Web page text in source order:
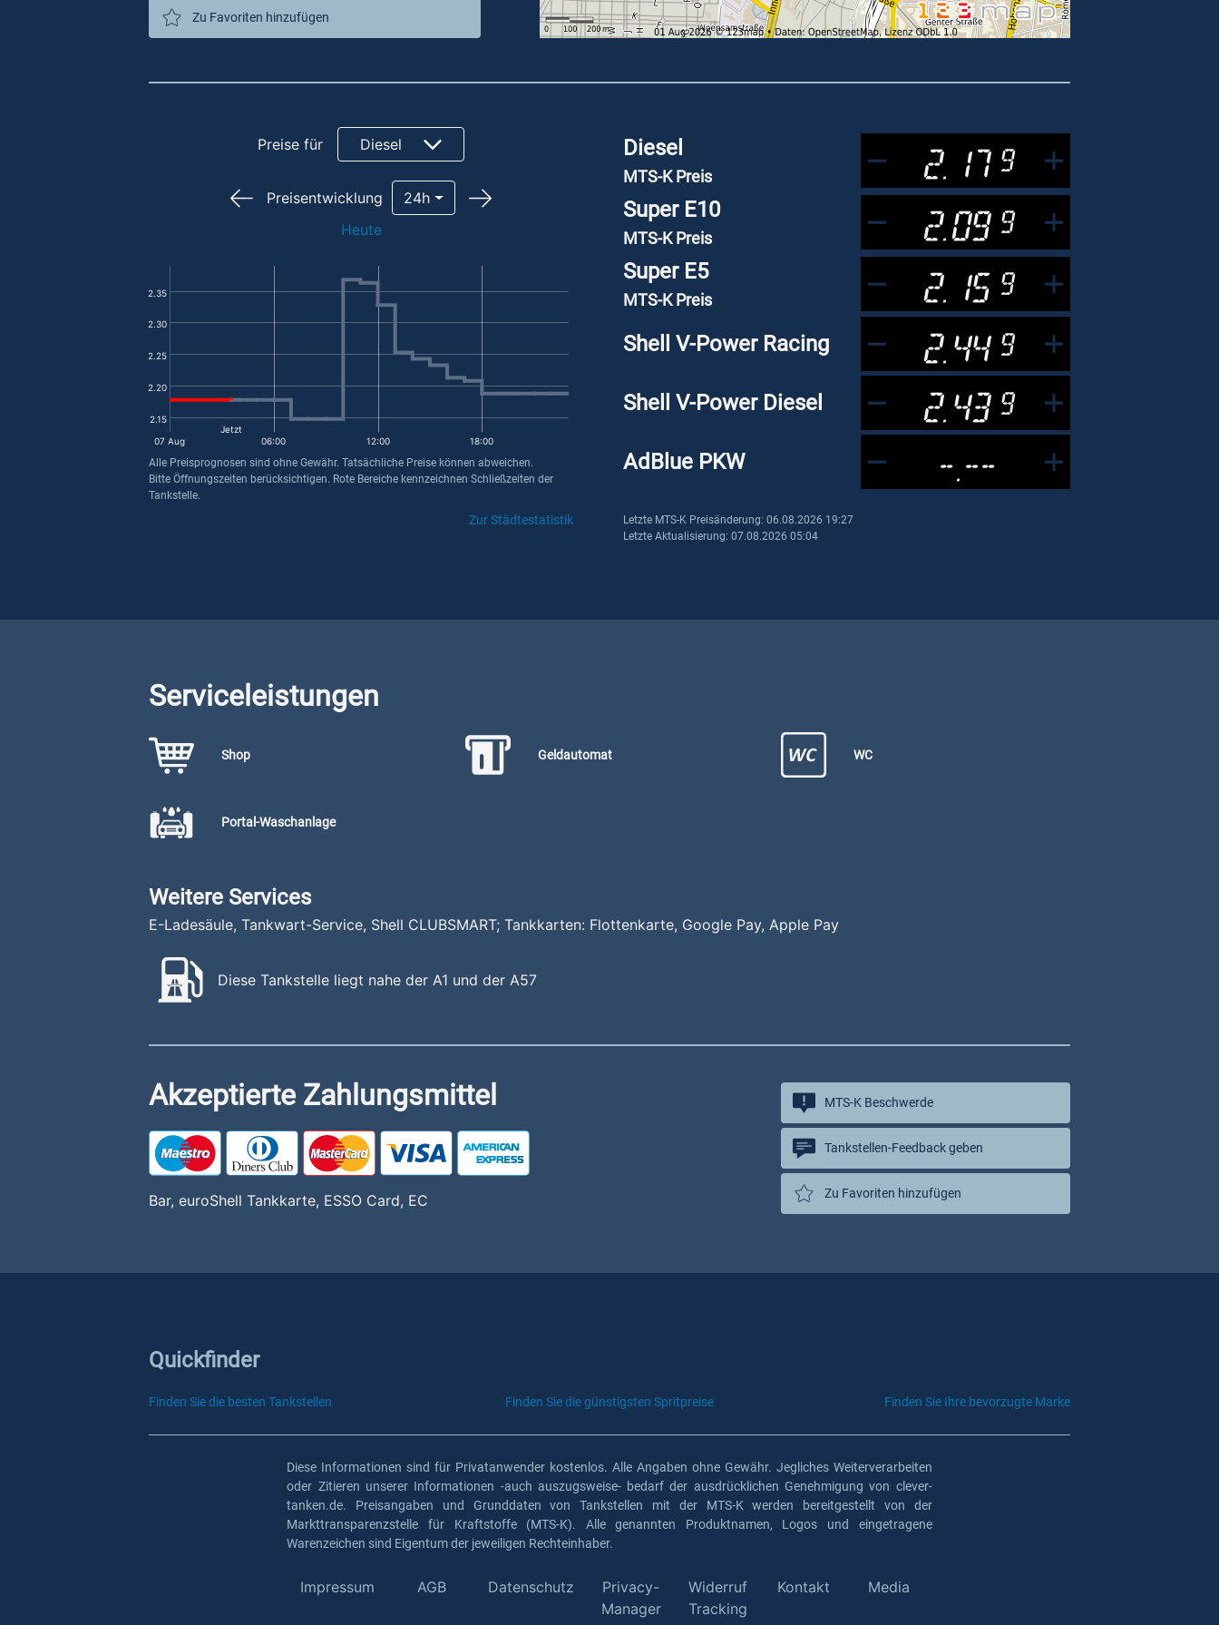
Zu Favoriten hinzufügen
Diesel
MTS-K Preis 2.17
9
Super E10
MTS-K Preis 2.09
9
Super E5
MTS-K Preis 2.15 9
Shell V-Power Racing 2.44 9
Shell V-Power Diesel 2.43 9
AdBlue PKW -.--
Letzte MTS-K Preisänderung: 06.08.2026 19:27
Letzte Aktualisierung: 07.08.2026 05:04
Preise für Diesel
Preisentwicklung
24h
Heute
2.15
2.20
2.25
2.30
2.35
07 Aug 06:00 12:00 18:00
Jetzt
Alle Preisprognosen sind ohne Gewähr. Tatsächliche Preise können abweichen.
Bitte Öffnungszeiten berücksichtigen. Rote Bereiche kennzeichnen Schließzeiten der
Tankstelle.
Zur Städtestatistik
Serviceleistungen
Shop Geldautomat WC
Portal-Waschanlage
Weitere Services
E-Ladesäule, Tankwart-Service, Shell CLUBSMART; Tankkarten: Flottenkarte, Google Pay, Apple Pay
Diese Tankstelle liegt nahe der A1 und der A57
Akzeptierte Zahlungsmittel
Bar, euroShell Tankkarte, ESSO Card, EC
MTS-K Beschwerde
Tankstellen-Feedback geben
Zu Favoriten hinzufügen
Quickfinder
Finden Sie die besten Tankstellen Finden Sie die günstigsten Spritpreise Finden Sie Ihre bevorzugte Marke
Diese Informationen sind für Privatanwender kostenlos. Alle Angaben ohne Gewähr. Jegliches Weiterverarbeiten
oder Zitieren unserer Informationen -auch auszugsweise- bedarf der ausdrücklichen Genehmigung von clever-
tanken.de. Preisangaben und Grunddaten von Tankstellen mit der MTS-K werden bereitgestellt von der
Markttransparenzstelle für Kraftstoffe (MTS-K). Alle genannten Produktnamen, Logos und eingetragene
Warenzeichen sind Eigentum der jeweiligen Rechteinhaber.
Impressum AGB Datenschutz
Privacy-
Manager
Widerruf
Tracking
Kontakt Media